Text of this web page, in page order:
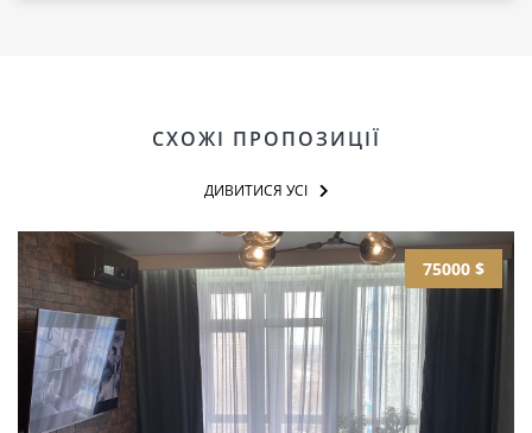
СХОЖІ ПРОПОЗИЦІЇ
ДИВИТИСЯ УСІ
75000 $